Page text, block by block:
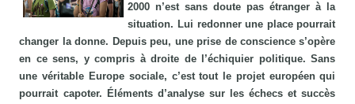
2000 n’est sans doute pas étranger à la
situation. Lui redonner une place pourrait
changer la donne. Depuis peu, une prise de conscience s’opère
en ce sens, y compris à droite de l’échiquier politique. Sans
une véritable Europe sociale, c’est tout le projet européen qui
pourrait capoter. Éléments d’analyse sur les échecs et succès